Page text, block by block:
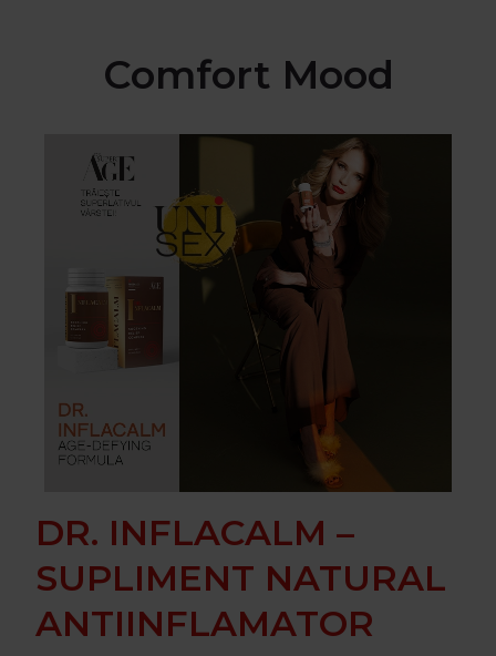
Comfort Mood
DR. INFLACALM –
SUPLIMENT NATURAL
ANTIINFLAMATOR